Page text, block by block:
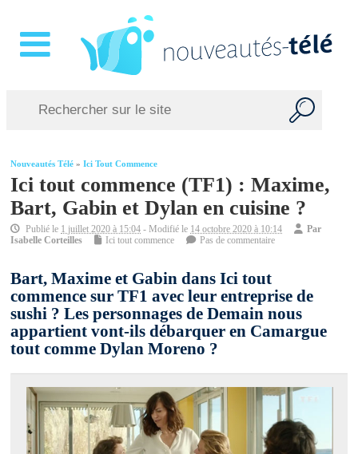
Nouveautés Télé »Ici Tout Commence
Ici tout commence (TF1) : Maxime,
Bart, Gabin et Dylan en cuisine ?
Publié le 1 juillet 2020 à 15:04 - Modifié le 14 octobre 2020 à 10:14
Par
Isabelle Corteilles
Ici tout commence Pas de commentaire
Bart, Maxime et Gabin dans Ici tout
commence sur TF1 avec leur entreprise de
sushi ? Les personnages de Demain nous
appartient vont-ils débarquer en Camargue
tout comme Dylan Moreno ?